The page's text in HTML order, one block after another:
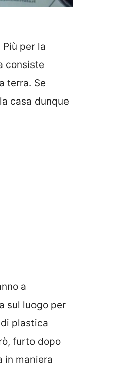
per la
consiste
terra. Se
casa dunque
a
sul luogo per
plastica
furto dopo
in maniera